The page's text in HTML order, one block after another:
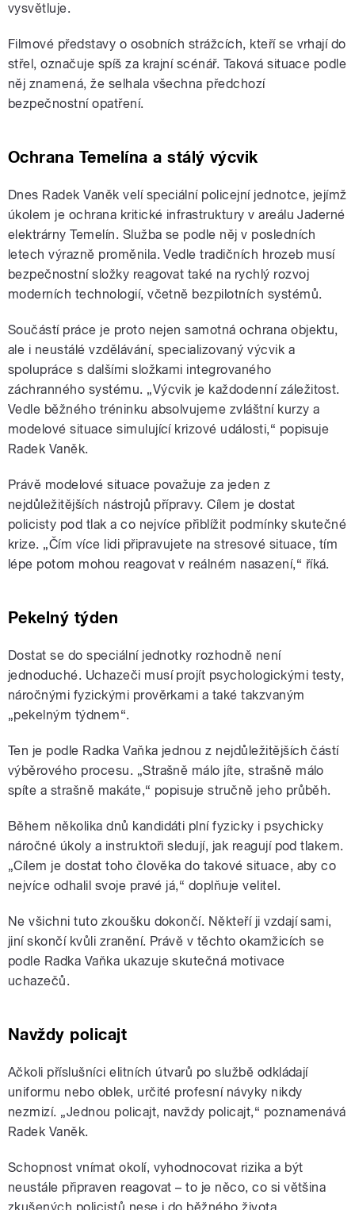
vysvětluje.
Filmové představy o osobních strážcích, kteří se vrhají do
střel, označuje spíš za krajní scénář. Taková situace podle
něj znamená, že selhala všechna předchozí
bezpečnostní opatření.
Ochrana Temelína a stálý výcvik
Dnes Radek Vaněk velí speciální policejní jednotce, jejímž
úkolem je ochrana kritické infrastruktury v areálu Jaderné
elektrárny Temelín. Služba se podle něj v posledních
letech výrazně proměnila. Vedle tradičních hrozeb musí
bezpečnostní složky reagovat také na rychlý rozvoj
moderních technologií, včetně bezpilotních systémů.
Součástí práce je proto nejen samotná ochrana objektu,
ale i neustálé vzdělávání, specializovaný výcvik a
spolupráce s dalšími složkami integrovaného
záchranného systému. „Výcvik je každodenní záležitost.
Vedle běžného tréninku absolvujeme zvláštní kurzy a
modelové situace simulující krizové události,“ popisuje
Radek Vaněk.
Právě modelové situace považuje za jeden z
nejdůležitějších nástrojů přípravy. Cílem je dostat
policisty pod tlak a co nejvíce přiblížit podmínky skutečné
krize. „Čím více lidi připravujete na stresové situace, tím
lépe potom mohou reagovat v reálném nasazení,“ říká.
Pekelný týden
Dostat se do speciální jednotky rozhodně není
jednoduché. Uchazeči musí projít psychologickými testy,
náročnými fyzickými prověrkami a také takzvaným
„pekelným týdnem“.
Ten je podle Radka Vaňka jednou z nejdůležitějších částí
výběrového procesu. „Strašně málo jíte, strašně málo
spíte a strašně makáte,“ popisuje stručně jeho průběh.
Během několika dnů kandidáti plní fyzicky i psychicky
náročné úkoly a instruktoři sledují, jak reagují pod tlakem.
„Cílem je dostat toho člověka do takové situace, aby co
nejvíce odhalil svoje pravé já,“ doplňuje velitel.
Ne všichni tuto zkoušku dokončí. Někteří ji vzdají sami,
jiní skončí kvůli zranění. Právě v těchto okamžicích se
podle Radka Vaňka ukazuje skutečná motivace
uchazečů.
Navždy policajt
Ačkoli příslušníci elitních útvarů po službě odkládají
uniformu nebo oblek, určité profesní návyky nikdy
nezmizí. „Jednou policajt, navždy policajt,“ poznamenává
Radek Vaněk.
Schopnost vnímat okolí, vyhodnocovat rizika a být
neustále připraven reagovat – to je něco, co si většina